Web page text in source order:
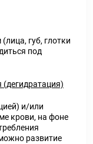
губ, глотки
под
(дегидратация)
и/или
крови, на фоне
развитие